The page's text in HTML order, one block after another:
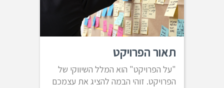
תאור הפרויקט
"על הפרויקט" הוא המלל השיווקי של
הפרויקט. זוהי הבמה להציג את עצמכם